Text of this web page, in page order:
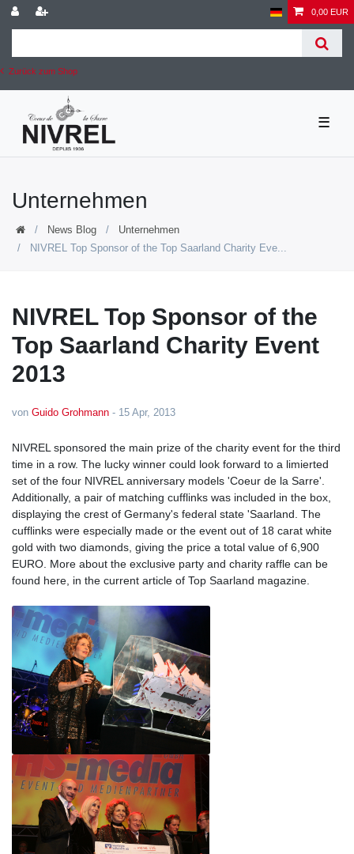
Zurück zum Shop
0,00 EUR
☰
Unternehmen
News Blog
Unternehmen
NIVREL Top Sponsor of the Top Saarland Charity Eve...
NIVREL Top Sponsor of the
Top Saarland Charity Event
2013
von Guido Grohmann - 15 Apr, 2013
NIVREL sponsored the main prize of the charity event for the third
time in a row. The lucky winner could look forward to a limierted
set of the four NIVREL anniversary models 'Coeur de la Sarre'.
Additionally, a pair of matching cufflinks was included in the box,
displaying the crest of Germany's federal state 'Saarland. The
cufflinks were especially made or the event out of 18 carat white
gold with two diamonds, giving the price a total value of 6,900
EURO. More about the exclusive party and charity raffle can be
found here, in the current article of Top Saarland magazine.